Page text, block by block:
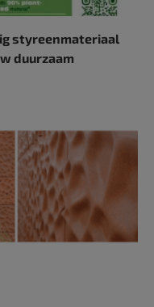
styreenmateriaal
duurzaam